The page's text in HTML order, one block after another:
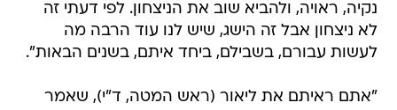
נקיה, ראויה, ולהביא שוב את הניצחון. לפי דעתי זה
לא ניצחון אבל זה הישג, שיש לנו עוד הרבה מה
לעשות עבורם, בשבילם, ביחד איתם, בשנים הבאות".
"אתם ראיתם את ליאור (ראש המטה, ד"י), שאמר